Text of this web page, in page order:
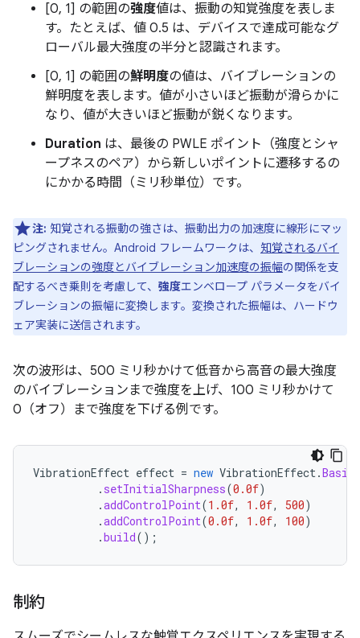
[0, 1] の範囲の強度値は、振動の知覚強度を表しま
す。たとえば、値 0.5 は、デバイスで達成可能なグ
ローバル最大強度の半分と認識されます。
[0, 1] の範囲の鮮明度の値は、バイブレーションの
鮮明度を表します。値が小さいほど振動が滑らかに
なり、値が大きいほど振動が鋭くなります。
Duration は、最後の PWLE ポイント（強度とシャ
ープネスのペア）から新しいポイントに遷移するの
にかかる時間（ミリ秒単位）です。
注: 知覚される振動の強さは、振動出力の加速度に線形にマッ
ピングされません。Android フレームワークは、 知覚されるバイ
ブレーションの強度とバイブレーション加速度の振幅の関係を支
配するべき乗則を考慮して、 強度エンベロープ パラメータをバイ
ブレーションの振幅に変換します。変換された振幅は、ハードウ
ェア実装に送信されます。
次の波形は、500 ミリ秒かけて低音から高音の最大強度
のバイブレーションまで強度を上げ、100 ミリ秒かけて
0（オフ）まで強度を下げる例です。
VibrationEffect effect = new VibrationEffect.
. setInitialSharpness(0.0f)
.addControlPoint(1.0f, 1.0f, 500)
.addControlPoint(0.0f, 1.0f, 100)
.build();
制約